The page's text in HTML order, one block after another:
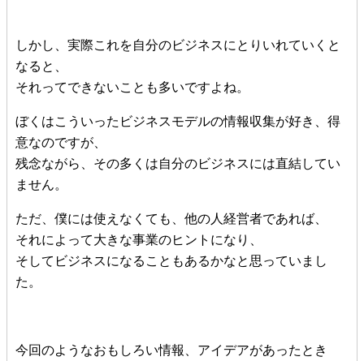
しかし、実際これを自分のビジネスにとりいれていくと
なると、
それってできないことも多いですよね。
ぼくはこういったビジネスモデルの情報収集が好き、得
意なのですが、
残念ながら、その多くは自分のビジネスには直結してい
ません。
ただ、僕には使えなくても、他の人経営者であれば、
それによって大きな事業のヒントになり、
そしてビジネスになることもあるかなと思っていまし
た。
今回のようなおもしろい情報、アイデアがあったとき